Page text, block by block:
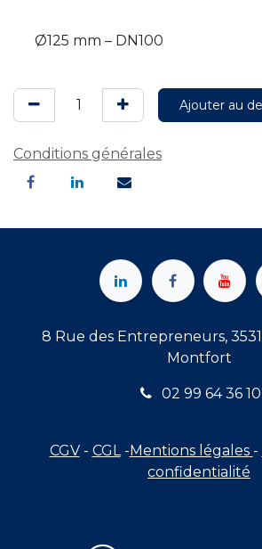
Ø125 mm – DN100
Ajouter au
Conditions générales
8 Rue des Entrepreneurs,
Montfort
02 99 64 36 10
CGV- CGL-Mentions légales -
confidentialité